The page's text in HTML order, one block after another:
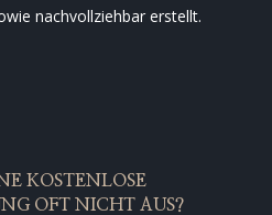
nachvollziehbar erstellt.
KOSTENLOSE
OFT NICHT AUS?